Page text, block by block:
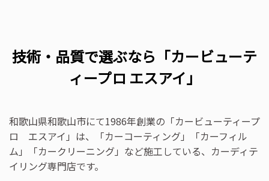
技術・品質で選ぶなら「カービューテ
ィープロ エスアイ」
和歌山県和歌山市にて1986年創業の「カービューティープ
ロ エスアイ」は、「カーコーティング」「カーフィル
ム」「カークリーニング」など施工している、カーディテ
イリング専門店です。